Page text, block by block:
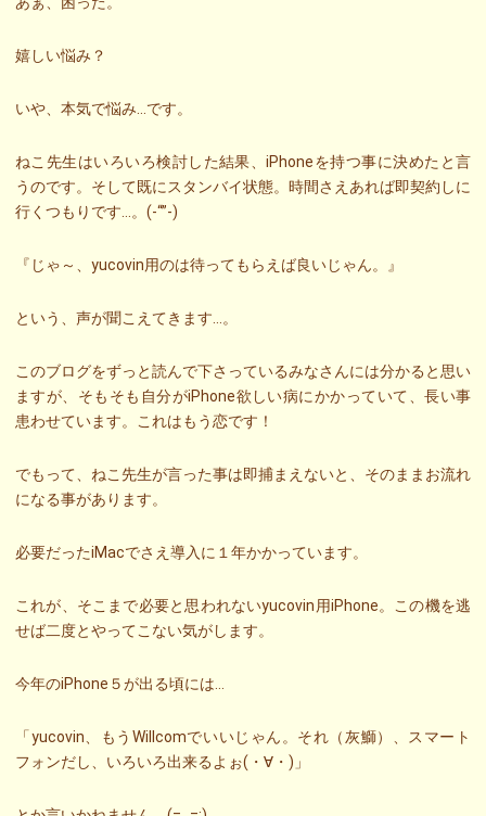
嬉しい悩み？
いや、本気で悩み…です。
ねこ先生はいろいろ検討した結果、iPhoneを持つ事に決めたと言
うのです。そして既にスタンバイ状態。時間さえあれば即契約しに
行くつもりです…。(-“”-)
『じゃ～、yucovin用のは待ってもらえば良いじゃん。』
という、声が聞こえてきます…。
このブログをずっと読んで下さっているみなさんには分かると思い
ますが、そもそも自分がiPhone欲しい病にかかっていて、長い事
患わせています。これはもう恋です！
でもって、ねこ先生が言った事は即捕まえないと、そのままお流れ
になる事があります。
必要だったiMacでさえ導入に１年かかっています。
これが、そこまで必要と思われないyucovin用iPhone。この機を逃
せば二度とやってこない気がします。
今年のiPhone５が出る頃には…
「yucovin、もうWillcomでいいじゃん。それ（灰鰤）、スマート
フォンだし、いろいろ出来るよぉ(・∀・)」